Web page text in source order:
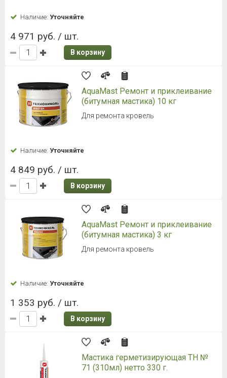
Наличие: Уточняйте
4 971 руб. / шт.
В корзину
AquaMast Ремонт и приклеивание
(битумная мастика) 10 кг
Для ремонта кровель
Наличие: Уточняйте
4 849 руб. / шт.
В корзину
AquaMast Ремонт и приклеивание
(битумная мастика) 3 кг
Для ремонта кровель
Наличие: Уточняйте
1 353 руб. / шт.
В корзину
Мастика герметизирующая ТН №
71 (310мл) нетто 330 г.